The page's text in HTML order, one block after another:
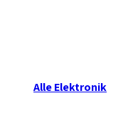
Alle Elektronik